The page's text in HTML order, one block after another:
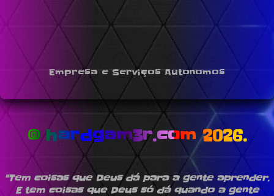
Empresa e Serviços Autonomos
© hardgam3r.com 2026.
"Tem coisas que Deus dá para a gente aprender.
E tem coisas que Deus só dá quando a gente